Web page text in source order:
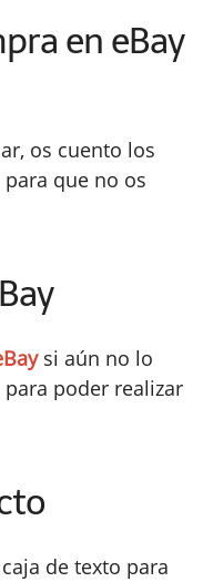
en eBay
os cuento los
que no os
si aún no lo
poder realizar
de texto para